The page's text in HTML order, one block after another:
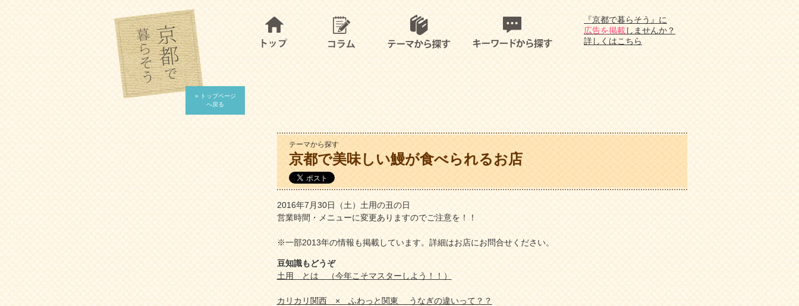
» トップページ
へ戻る
『京都で暮らそう』に
広告を掲載しませんか？
詳しくはこちら
テーマから探す
京都で美味しい鰻が食べられるお店
2016年7月30日（土）土用の丑の日
営業時間・メニューに変更ありますのでご注意を！！
※一部2013年の情報も掲載しています。詳細はお店にお問合せください。
豆知識もどうぞ
土用 とは （今年こそマスターしよう！！）
カリカリ関西 × ふわっと関東 うなぎの違いって？？